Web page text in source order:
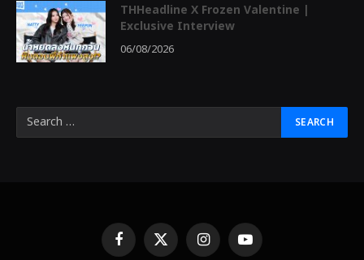
THHeadline X Frozen Valentine |
Exclusive Interview
06/08/2026
FacebookX
InstagramYouTube